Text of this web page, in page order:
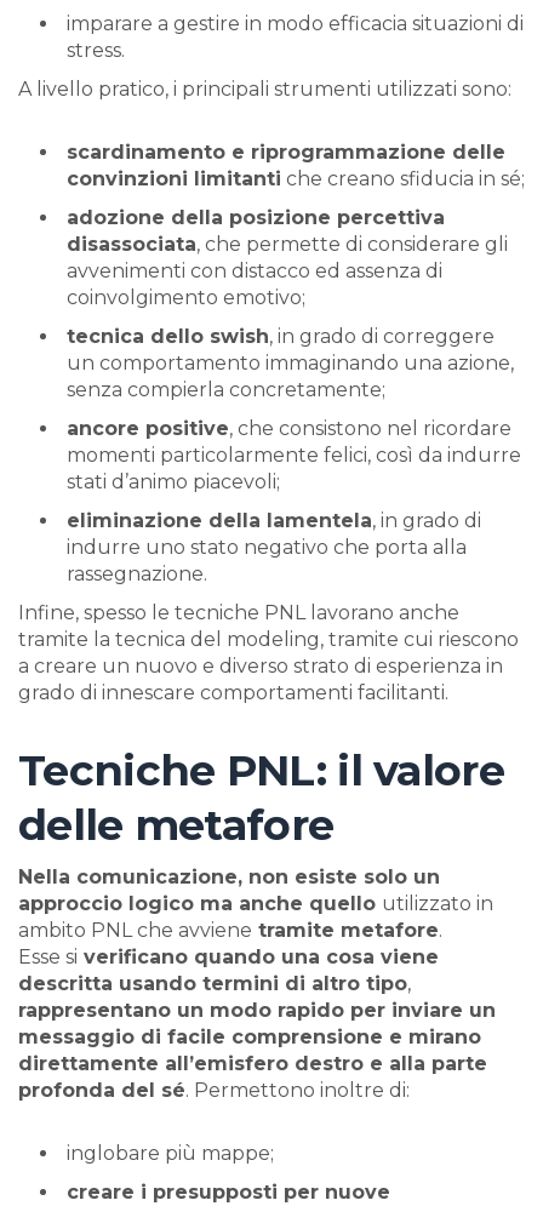
imparare a gestire in modo efficacia situazioni di
stress.
A livello pratico, i principali strumenti utilizzati sono:
scardinamento e riprogrammazione delle
convinzioni limitanti che creano sfiducia in sé;
adozione della posizione percettiva
disassociata, che permette di considerare gli
avvenimenti con distacco ed assenza di
coinvolgimento emotivo;
tecnica dello swish, in grado di correggere
un comportamento immaginando una azione,
senza compierla concretamente;
ancore positive, che consistono nel ricordare
momenti particolarmente felici, così da indurre
stati d’animo piacevoli;
eliminazione della lamentela, in grado di
indurre uno stato negativo che porta alla
rassegnazione.
Infine, spesso le tecniche PNL lavorano anche
tramite la tecnica del modeling, tramite cui riescono
a creare un nuovo e diverso strato di esperienza in
grado di innescare comportamenti facilitanti.
Tecniche PNL: il valore
delle metafore
Nella comunicazione, non esiste solo un
approccio logico ma anche quello utilizzato in
ambito PNL che avviene tramite metafore.
Esse si verificano quando una cosa viene
descritta usando termini di altro tipo,
rappresentano un modo rapido per inviare un
messaggio di facile comprensione e mirano
direttamente all’emisfero destro e alla parte
profonda del sé. Permettono inoltre di:
inglobare più mappe;
creare i presupposti per nuove